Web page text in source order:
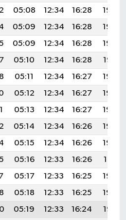
05:08 12:34 16:28
19:50
05:09 12:34 16:28
19:49
05:09 12:34 16:28
19:48
05:10 12:34 16:28
19:47
05:11 12:34 16:27
19:46
05:12 12:34 16:27
19:45
05:13 12:34 16:27
19:44
05:14 12:34 16:26
19:43
05:15 12:34 16:26
19:42
05:16 12:33 16:26
19:41
05:17 12:33 16:25
19:40
05:18 12:33 16:25
19:39
05:19 12:33 16:24
19:38